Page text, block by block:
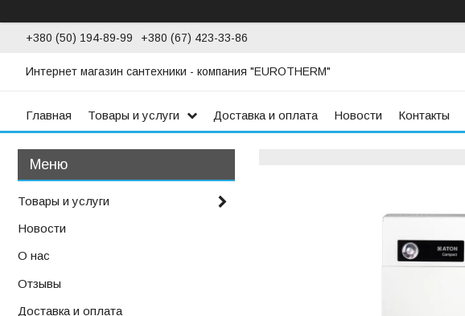
+380 (50) 194-89-99 +380 (67) 423-33-86
Интернет магазин сантехники - компания "EUROTHERM"
Главная Товары и услуги Доставка и оплата Новости Контакты
Товары и услуги
Новости
О нас
Отзывы
Доставка и оплата